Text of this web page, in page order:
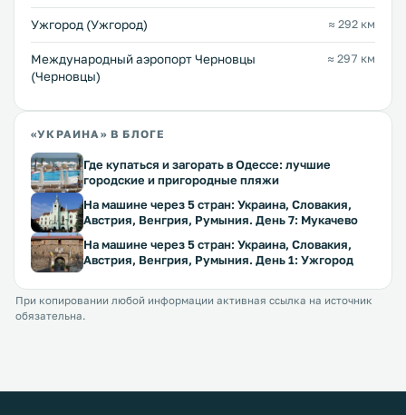
Ужгород (Ужгород) ≈ 292 км
Международный аэропорт Черновцы
(Черновцы)
≈ 297 км
«УКРАИНА» В БЛОГЕ
Где купаться и загорать в Одессе: лучшие
городские и пригородные пляжи
На машине через 5 стран: Украина, Словакия,
Австрия, Венгрия, Румыния. День 7: Мукачево
На машине через 5 стран: Украина, Словакия,
Австрия, Венгрия, Румыния. День 1: Ужгород
При копировании любой информации активная ссылка на источник
обязательна.